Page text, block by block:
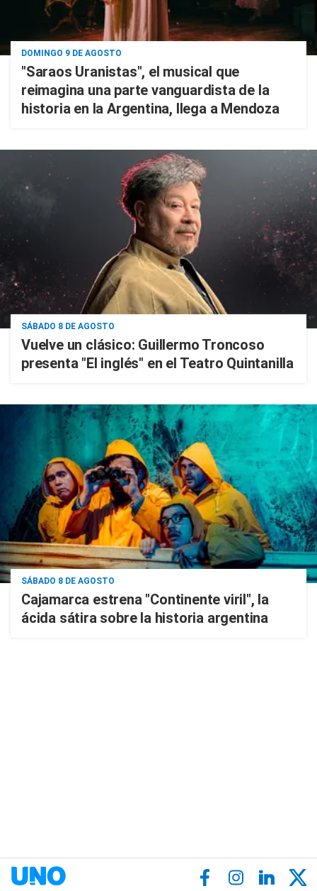
DOMINGO 9 DE AGOSTO
"Saraos Uranistas", el musical que
reimagina una parte vanguardista de la
historia en la Argentina, llega a Mendoza
SÁBADO 8 DE AGOSTO
Vuelve un clásico: Guillermo Troncoso
presenta "El inglés" en el Teatro Quintanilla
SÁBADO 8 DE AGOSTO
Cajamarca estrena "Continente viril", la
ácida sátira sobre la historia argentina